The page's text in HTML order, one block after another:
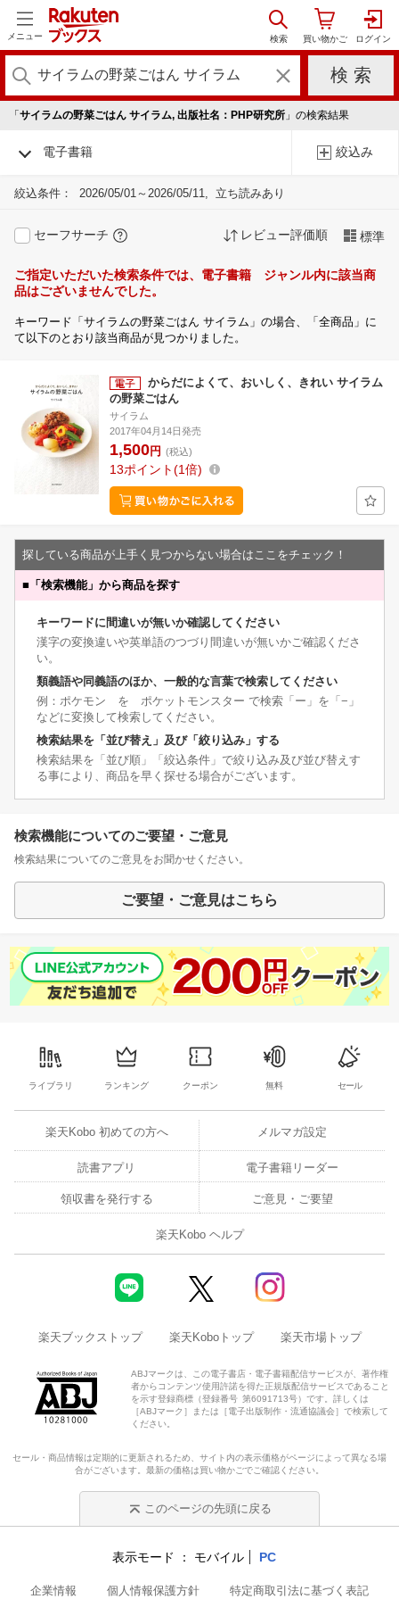
メニュー
「 サイラムの野菜ごはん サイラム, 出版社名：PHP研究所 」の検索結果
電子書籍 絞込み
絞込条件： 2026/05/01～2026/05/11 立ち読みあり
セーフサーチ レビュー評価順 標準
ご指定いただいた検索条件では、電子書籍 ジャンル内に該当商
品はございませんでした。
キーワード「サイラムの野菜ごはん サイラム」の場合、「全商品」に
て以下のとおり該当商品が見つかりました。
からだによくて、おいしく、きれい サイラム
の野菜ごはん
サイラム
2017年04月14日発売
1,500円 (税込)
13ポイント 1倍
探している商品が上手く見つからない場合はここをチェック！
■ 「検索機能」から商品を探す
キーワードに間違いが無いか確認してください
漢字の変換違いや英単語のつづり間違いが無いかご確認くださ
い。
類義語や同義語のほか、一般的な言葉で検索してください
例：ポケモン を ポケットモンスター で検索「ー」を「−」
などに変換して検索してください。
検索結果を「並び替え」及び「絞り込み」する
検索結果を「並び順」「絞込条件」で絞り込み及び並び替えす
る事により、商品を早く探せる場合がございます。
検索機能についてのご要望・ご意見
検索結果についてのご意見をお聞かせください。
ご要望・ご意見はこちら
ライブラリ ランキング クーポン 無料 セール
楽天Kobo 初めての方へ メルマガ設定
読書アプリ 電子書籍リーダー
領収書を発行する ご意見・ご要望
楽天Kobo ヘルプ
楽天ブックストップ 楽天Koboトップ 楽天市場トップ
ABJマークは、この電子書店・電子書籍配信サービスが、著作権
者からコンテンツ使用許諾を得た正規版配信サービスであること
を示す登録商標（登録番号 第6091713号）です。詳しくは
［ABJマーク］または［電子出版制作・流通協議会］で検索して
ください。
セール・商品情報は定期的に更新されるため、サイト内の表示価格がページによって異なる場
合がございます。最新の価格は買い物かごでご確認ください。
このページの先頭に戻る
表示モード モバイル PC
企業情報 個人情報保護方針 特定商取引法に基づく表記